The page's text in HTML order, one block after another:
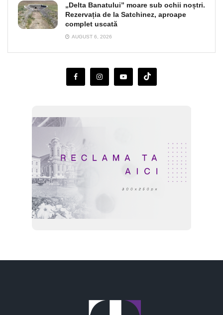
„Delta Banatului” moare sub ochii noștri.
Rezervația de la Satchinez, aproape
complet uscată
AUGUST 6, 2026